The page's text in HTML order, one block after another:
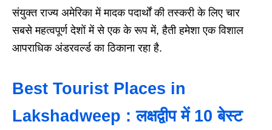
संयुक्त राज्य अमेरिका में मादक पदार्थों की तस्करी के लिए चार
सबसे महत्वपूर्ण देशों में से एक के रूप में, हैती हमेशा एक विशाल
आपराधिक अंडरवर्ल्ड का ठिकाना रहा है.
Best Tourist Places in
Lakshadweep : लक्षद्वीप में 10 बेस्ट